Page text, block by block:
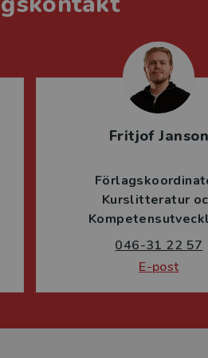
Fritjof Janson
Kurslitteratur
046-31 22 57
E-post